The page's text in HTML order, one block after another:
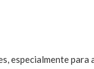
especialmente